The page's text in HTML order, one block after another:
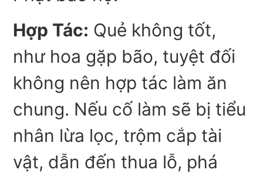
Hợp Tác: Quẻ không tốt,
như hoa gặp bão, tuyệt đối
không nên hợp tác làm ăn
chung. Nếu cố làm sẽ bị tiểu
nhân lừa lọc, trộm cắp tài
vật, dẫn đến thua lỗ, phá